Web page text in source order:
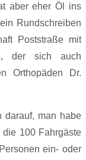
aber eher Öl ins
Rundschreiben
Poststraße mit
der sich auch
Orthopäden Dr.
darauf, man habe
100 Fahrgäste
ein- oder